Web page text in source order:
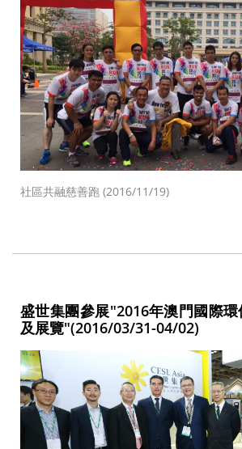
社區共融慈善跑 (2016/11/19)
盛世集團參展"2016年澳門國際
及展覽"(2016/03/31-04/02)